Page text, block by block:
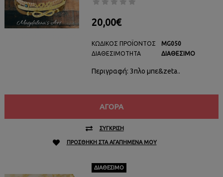
20,00€
ΚΩΔΙΚΌΣ ΠΡΟΪΌΝΤΟΣ
ΔΙΑΘΕΣΙΜΌΤΗΤΑ
MG050
ΔΙΑΘΈΣΙΜΟ
Περιγραφή: 3πλο μπε&zeta..
ΑΓΟΡΆ
ΣΎΓΚΡΙΣΗ
ΠΡΟΣΘΉΚΗ ΣΤΑ ΑΓΑΠΗΜΈΝΑ ΜΟΥ
ΔΙΑΘΈΣΙΜΟ